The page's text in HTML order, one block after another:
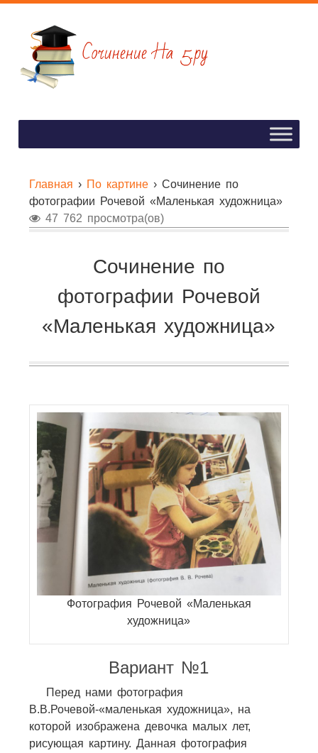
Главная › По картине› Сочинение по
фотографии Рочевой «Маленькая художница»
47 762 просмотра(ов)
Сочинение по
фотографии Рочевой
«Маленькая художница»
Фотография Рочевой «Маленькая
художница»
Вариант №1
Перед нами фотография
В.В.Рочевой-«маленькая художница», на
которой изображена девочка малых лет,
рисующая картину. Данная фотография